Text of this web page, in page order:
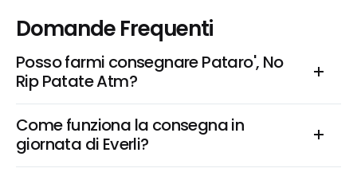
Domande Frequenti
Posso farmi consegnare Pataro', No
Rip Patate Atm?
Come funziona la consegna in
giornata di Everli?